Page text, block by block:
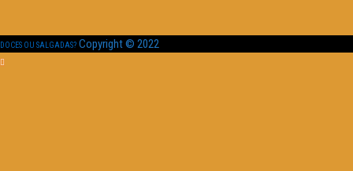
DOCES OU SALGADAS? Copyright © 2022